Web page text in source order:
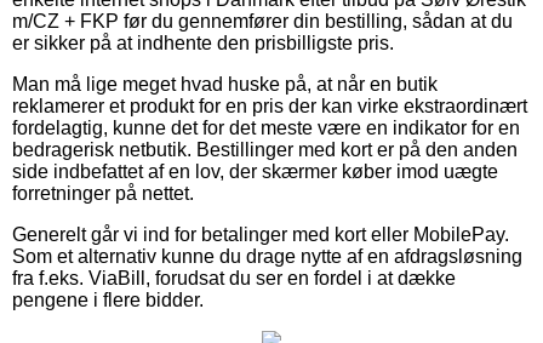
m/CZ + FKP før du gennemfører din bestilling, sådan at du
er sikker på at indhente den prisbilligste pris.
Man må lige meget hvad huske på, at når en butik
reklamerer et produkt for en pris der kan virke ekstraordinært
fordelagtig, kunne det for det meste være en indikator for en
bedragerisk netbutik. Bestillinger med kort er på den anden
side indbefattet af en lov, der skærmer køber imod uægte
forretninger på nettet.
Generelt går vi ind for betalinger med kort eller MobilePay.
Som et alternativ kunne du drage nytte af en afdragsløsning
fra f.eks. ViaBill, forudsat du ser en fordel i at dække
pengene i flere bidder.